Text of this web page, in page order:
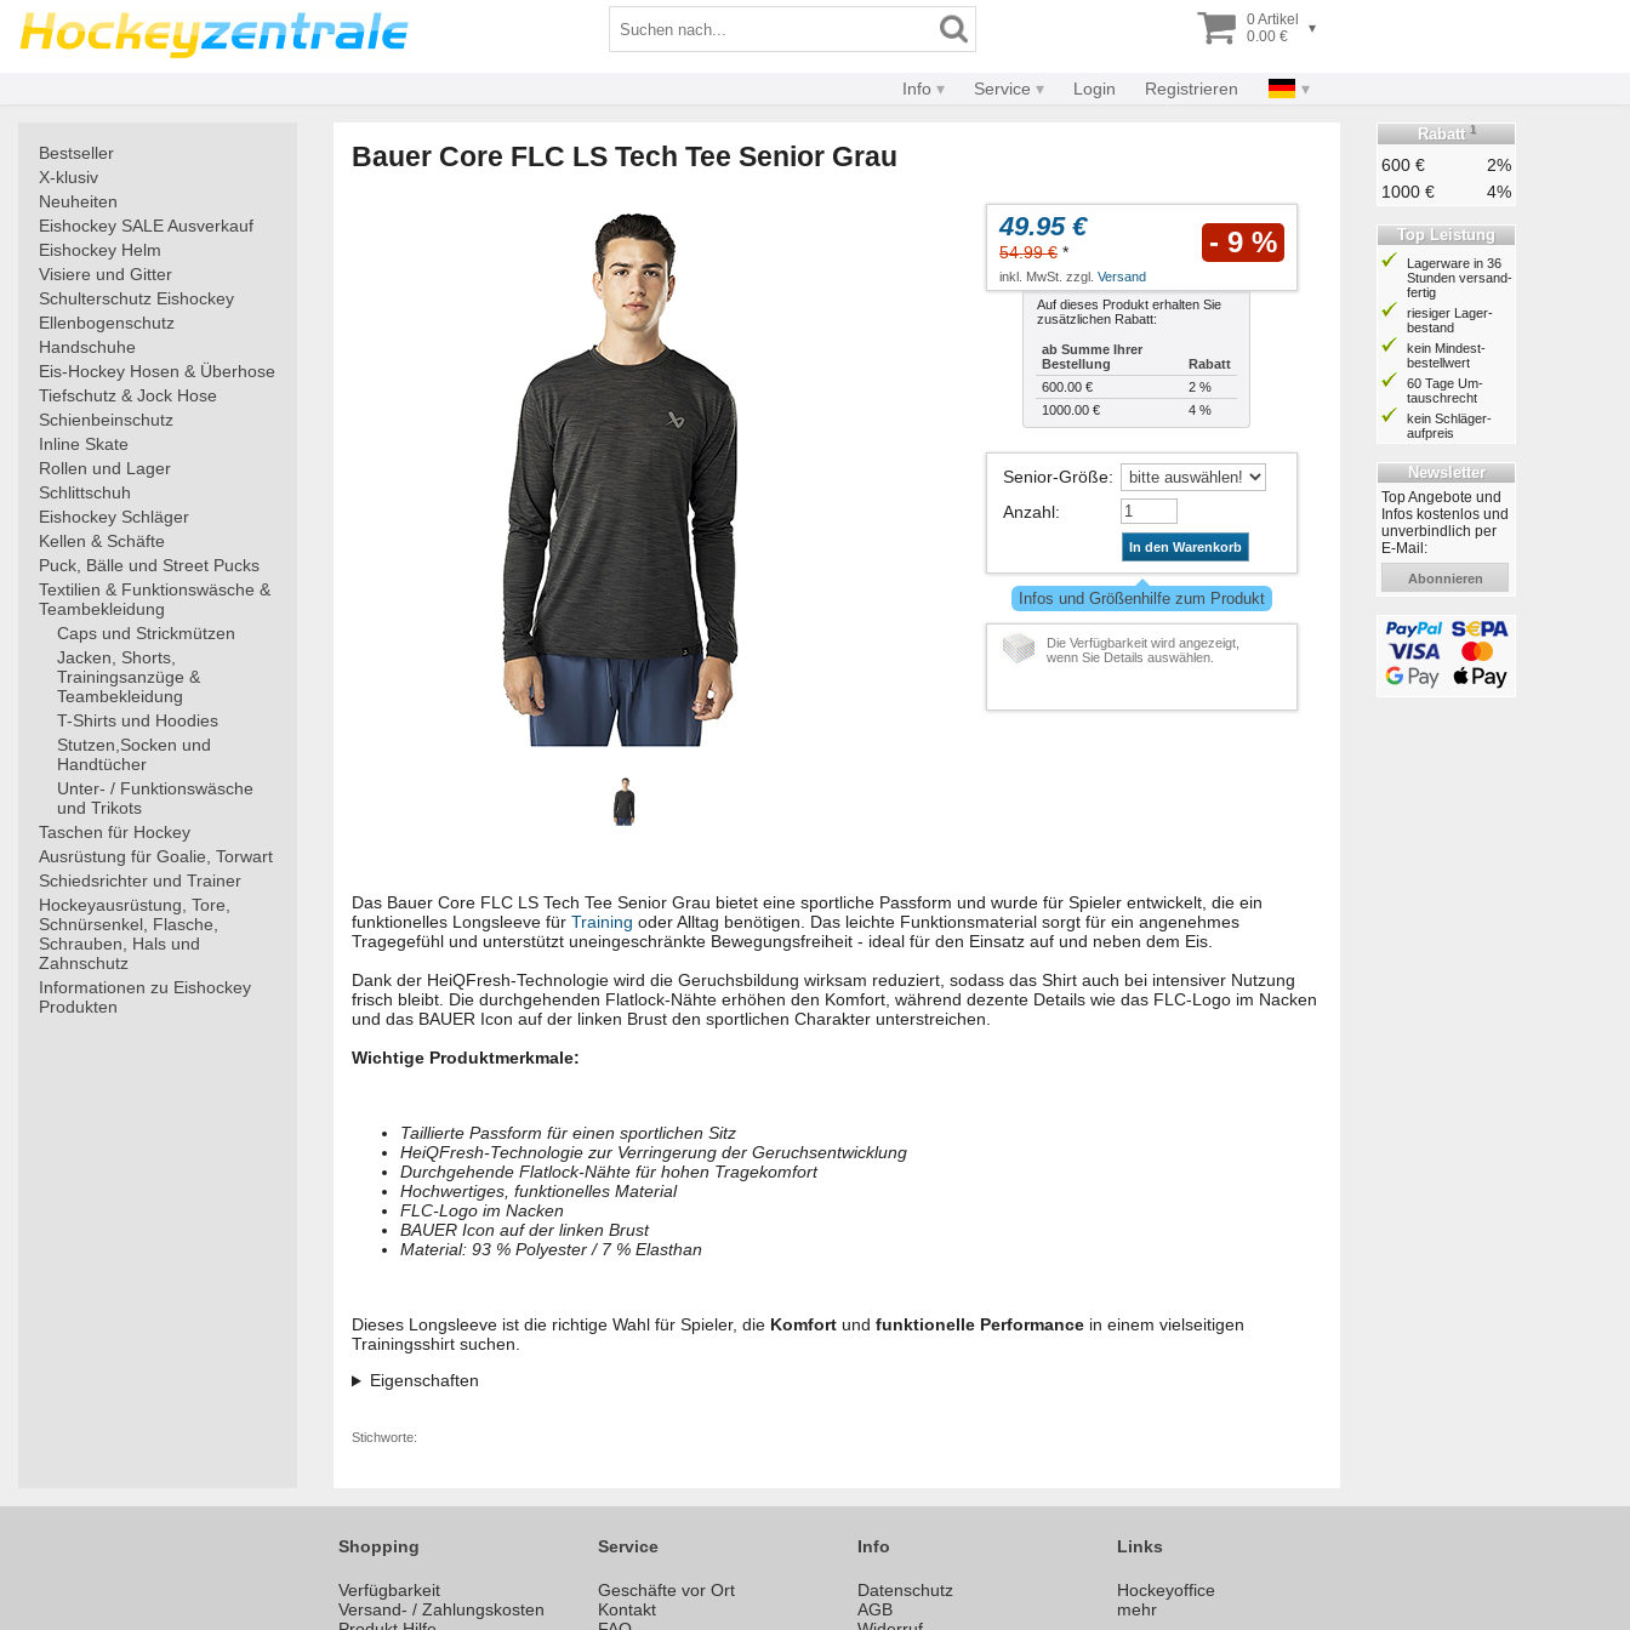
0 Artikel
0.00 €
▾
Info Service Login Registrieren
Bestseller
X-klusiv
Neuheiten
Eishockey SALE Ausverkauf
Eishockey Helm
Visiere und Gitter
Schulterschutz Eishockey
Ellenbogenschutz
Handschuhe
Eis-Hockey Hosen & Überhose
Tiefschutz & Jock Hose
Schienbeinschutz
Inline Skate
Rollen und Lager
Schlittschuh
Eishockey Schläger
Kellen & Schäfte
Puck, Bälle und Street Pucks
Textilien & Funktionswäsche &
Teambekleidung
Caps und Strickmützen
Jacken, Shorts,
Trainingsanzüge &
Teambekleidung
T-Shirts und Hoodies
Stutzen,Socken und
Handtücher
Unter- / Funktionswäsche
und Trikots
Taschen für Hockey
Ausrüstung für Goalie, Torwart
Schiedsrichter und Trainer
Hockeyausrüstung, Tore,
Schnürsenkel, Flasche,
Schrauben, Hals und
Zahnschutz
Informationen zu Eishockey
Produkten
Bauer Core FLC LS Tech Tee Senior Grau
49.95 €
54.99 € * - 9 %
inkl. MwSt. zzgl. Versand
Auf dieses Produkt erhalten Sie
zusätzlichen Rabatt:
ab Summe Ihrer
Bestellung
Rabatt
600.00 €
2 %
1000.00 €
4 %
Senior-Größe:
Anzahl:
In den Warenkorb
Infos und Größenhilfe zum Produkt
Die Verfügbarkeit wird angezeigt,
wenn Sie Details auswählen.
Das Bauer Core FLC LS Tech Tee Senior Grau bietet eine sportliche Passform und wurde für Spieler entwickelt, die ein
funktionelles Longsleeve für Training oder Alltag benötigen. Das leichte Funktionsmaterial sorgt für ein angenehmes
Tragegefühl und unterstützt uneingeschränkte Bewegungsfreiheit - ideal für den Einsatz auf und neben dem Eis.
Dank der HeiQFresh-Technologie wird die Geruchsbildung wirksam reduziert, sodass das Shirt auch bei intensiver Nutzung
frisch bleibt. Die durchgehenden Flatlock-Nähte erhöhen den Komfort, während dezente Details wie das FLC-Logo im Nacken
und das BAUER Icon auf der linken Brust den sportlichen Charakter unterstreichen.
Wichtige Produktmerkmale:
Taillierte Passform für einen sportlichen Sitz
HeiQFresh-Technologie zur Verringerung der Geruchsentwicklung
Durchgehende Flatlock-Nähte für hohen Tragekomfort
Hochwertiges, funktionelles Material
FLC-Logo im Nacken
BAUER Icon auf der linken Brust
Material: 93 % Polyester / 7 % Elasthan
Dieses Longsleeve ist die richtige Wahl für Spieler, die Komfort und funktionelle Performance in einem vielseitigen
Trainingsshirt suchen.
Eigenschaften
Stichworte:
Rabatt 1
600 €
2%
1000 €
4%
Top Leistung
Lagerware in 36
Stunden ver­sand­
fertig
riesiger Lager­
bestand
kein Mindest­
bestell­wert
60 Tage Um­
tausch­recht
kein Schläger­
aufpreis
Newsletter
Top Angebote und
Infos kostenlos und
unverbindlich per
E-Mail:
Abonnieren
Shopping
Verfügbarkeit
Versand- / Zahlungskosten
Service
Geschäfte vor Ort
Kontakt
Info
Datenschutz
AGB
Links
Hockeyoffice
mehr